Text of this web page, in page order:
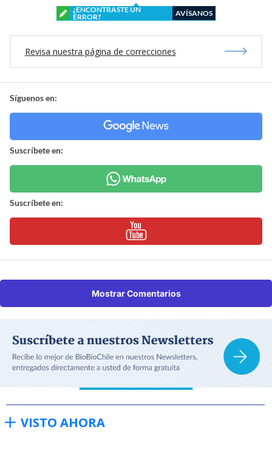
¿ENCONTRASTE UN
ERROR?
AVÍSANOS
Revisa nuestra página de correcciones
Síguenos en:
Suscríbete en:
Suscríbete en:
Mostrar Comentarios
VISTO AHORA